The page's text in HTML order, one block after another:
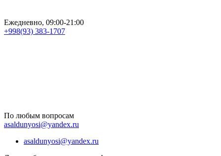
Ежедневно, 09:00-21:00
+998(93) 383-1707
По любым вопросам
asaldunyosi@yandex.ru
asaldunyosi@yandex.ru